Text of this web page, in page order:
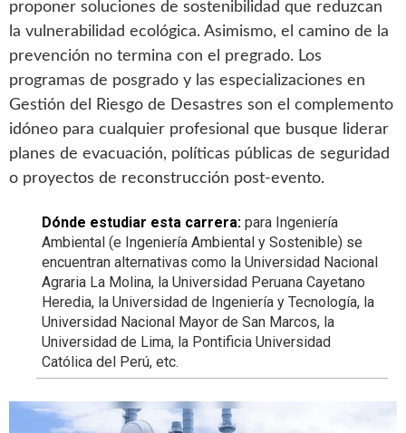
proponer soluciones de sostenibilidad que reduzcan
la vulnerabilidad ecológica. Asimismo, el camino de la
prevención no termina con el pregrado. Los
programas de posgrado y las especializaciones en
Gestión del Riesgo de Desastres son el complemento
idóneo para cualquier profesional que busque liderar
planes de evacuación, políticas públicas de seguridad
o proyectos de reconstrucción post-evento.
Dónde estudiar esta carrera: para Ingeniería
Ambiental (e Ingeniería Ambiental y Sostenible) se
encuentran alternativas como la Universidad Nacional
Agraria La Molina, la Universidad Peruana Cayetano
Heredia, la Universidad de Ingeniería y Tecnología, la
Universidad Nacional Mayor de San Marcos, la
Universidad de Lima, la Pontificia Universidad
Católica del Perú, etc.